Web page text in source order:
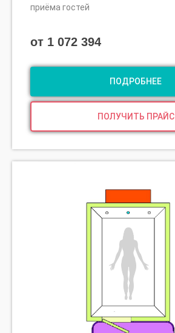
приёма гостей
от 1 072 394
ПОДРОБНЕЕ
ПОЛУЧИТЬ ПРАЙС